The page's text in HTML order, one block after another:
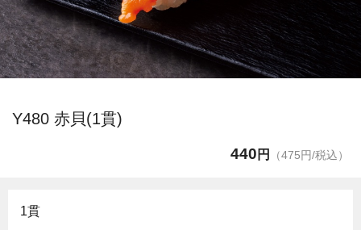
Y480 赤貝(1貫)
440 円 （475円/税込）
1貫